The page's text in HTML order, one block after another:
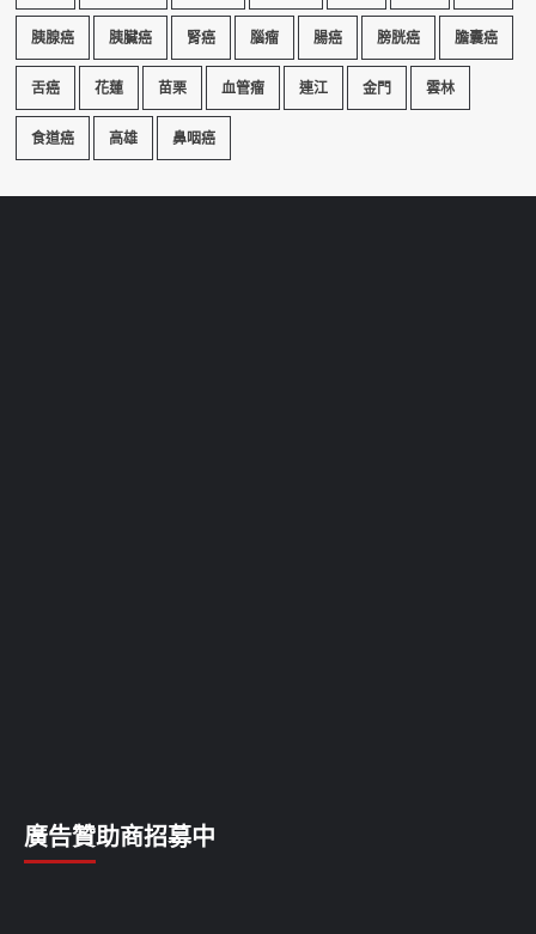
胰腺癌 胰臟癌 腎癌 腦瘤 腸癌 膀胱癌 膽囊癌
舌癌 花蓮 苗栗 血管瘤 連江 金門 雲林
食道癌 高雄 鼻咽癌
廣告贊助商招募中